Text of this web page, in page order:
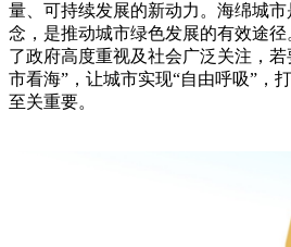
量、可持续发展的新动力。海绵城
念，是推动城市绿色发展的有效途
了政府高度重视及社会广泛关注，若
市看海”，让城市实现“自由呼吸”，
至关重要。